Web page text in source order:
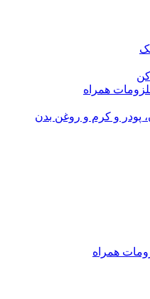
همراه
پودر و کرم و روغن بدن
همراه